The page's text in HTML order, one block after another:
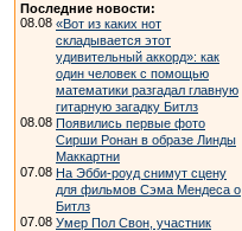
Последние новости:
08.08 «Вот из каких нот
складывается этот
удивительный аккорд»: как
один человек с помощью
математики разгадал главную
гитарную загадку Битлз
08.08 Появились первые фото
Сирши Ронан в образе Линды
Маккартни
07.08 На Эбби-роуд снимут сцену
для фильмов Сэма Мендеса о
Битлз
07.08 Умер Пол Свон, участник